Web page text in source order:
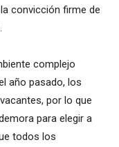
convicción firme de
complejo
año pasado, los
por lo que
para elegir a
todos los